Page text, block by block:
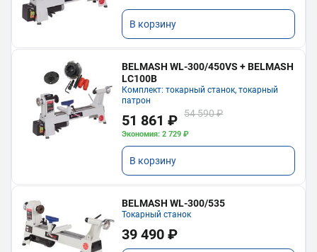
В корзину
BELMASH WL-300/450VS + BELMASH
LC100B
Комплект: токарный станок, токарный
патрон
51 861 ₽ 54 590 ₽
Экономия: 2 729 ₽
В корзину
BELMASH WL-300/535
Токарный станок
39 490 ₽